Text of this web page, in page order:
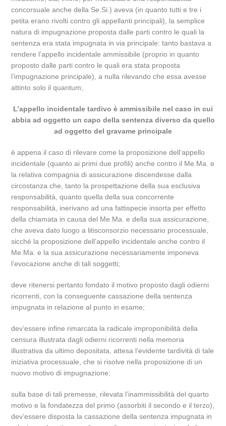
concorsuale anche della Se.Si.) aveva (in quanto tutti e tre i
petita erano rivolti contro gli appellanti principali), la semplice
natura di impugnazione proposta dalle parti contro le quali la
sentenza era stata impugnata in via principale: tanto bastava a
rendere l’appello incidentale ammissibile (proprio in quanto
proposto dalle parti contro le quali era stata proposta
l’impugnazione principale), a nulla rilevando che essa avesse
attinto solo il quantum;
L’appello incidentale tardivo è ammissibile nel caso in cui
abbia ad oggetto un capo della sentenza diverso da quello
ad oggetto del gravame principale
è appena il caso di rilevare come la proposizione dell’appello
incidentale (quanto ai primi due profili) anche contro il Me.Ma. e
la relativa compagnia di assicurazione discendesse dalla
circostanza che, tanto la prospettazione della sua esclusiva
responsabilità, quanto quella della sua concorrente
responsabilità, inerivano ad una fattispecie insorta per effetto
della chiamata in causa del Me.Ma. e della sua assicurazione,
che aveva dato luogo a litisconsorzio necessario processuale,
sicché la proposizione dell’appello incidentale anche contro il
Me.Ma. e la sua assicurazione necessariamente imponeva
l’evocazione anche di tali soggetti;
deve ritenersi pertanto fondato il motivo proposto dagli odierni
ricorrenti, con la conseguente cassazione della sentenza
impugnata in relazione al punto in esame;
dev’essere infine rimarcata la radicale improponibilità della
censura illustrata dagli odierni ricorrenti nella memoria
illustrativa da ultimo depositata, attesa l’evidente tardività di tale
iniziativa processuale, che si risolve nella proposizione di un
nuovo motivo di impugnazione;
sulla base di tali premesse, rilevata l’inammissibilità del quarto
motivo e la fondatezza del primo (assorbiti il secondo e il terzo),
dev’essere disposta la cassazione della sentenza impugnata in